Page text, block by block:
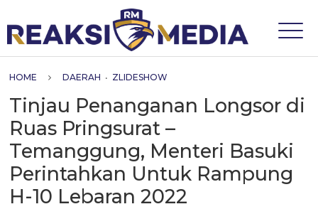
HOME DAERAH • ZLIDESHOW
Tinjau Penanganan Longsor di
Ruas Pringsurat –
Temanggung, Menteri Basuki
Perintahkan Untuk Rampung
H-10 Lebaran 2022